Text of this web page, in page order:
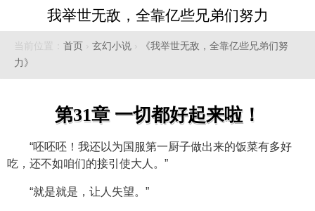
我举世无敌，全靠亿些兄弟们努力
当前位置： 首页 › 玄幻小说 ›
《我举世无敌，全靠亿些兄弟们努
力》
第31章 一切都好起来啦！
“呸呸呸！我还以为国服第一厨子做出来的饭菜有多好
吃，还不如咱们的接引使大人。”
“就是就是，让人失望。”